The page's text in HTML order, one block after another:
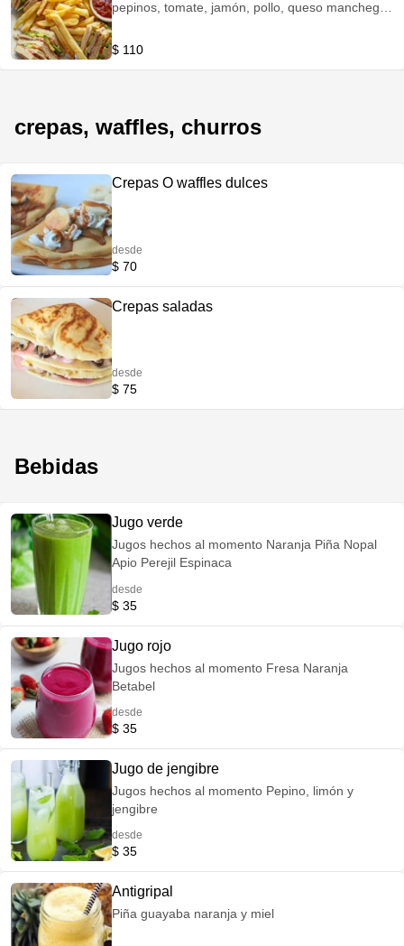
pepinos, tomate, jamón, pollo, queso manchego
$ 110
crepas, waffles, churros
Crepas O waffles dulces
desde
$ 70
Crepas saladas
desde
$ 75
Bebidas
Jugo verde
Jugos hechos al momento Naranja Piña Nopal
Apio Perejil Espinaca
desde
$ 35
Jugo rojo
Jugos hechos al momento Fresa Naranja
Betabel
desde
$ 35
Jugo de jengibre
Jugos hechos al momento Pepino, limón y
jengibre
desde
$ 35
Antigripal
Piña guayaba naranja y miel